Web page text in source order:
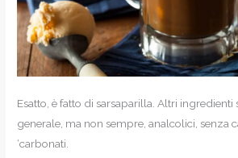
Esatto, è fatto di sarsaparilla. Altri ingredienti
generale, ma non sempre, analcolici, senza
‘carbonati.